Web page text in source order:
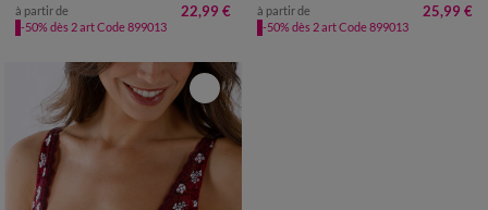
à partir de 22,99 €
-50% dès 2 art Code 899013
à partir de 25,99 €
-50% dès 2 art Code 899013